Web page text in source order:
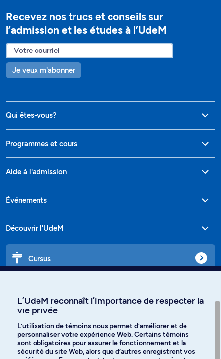
Recevez nos trucs et conseils sur
l’admission et les études à l’UdeM
Je veux m'abonner
Qui êtes-vous?
Programmes et cours
Aide à l'admission
Événements
Découvrir l'UdeM
Cursus
Langues
L’UdeM reconnaît l’importance de respecter la
vie privée
L’utilisation de témoins nous permet d’améliorer et de
personnaliser votre expérience Web. Certains témoins
sont obligatoires pour assurer le fonctionnement et la
sécurité du site Web, alors que d’autres enregistrent vos